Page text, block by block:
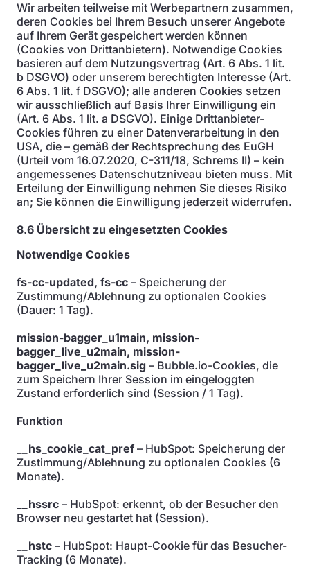
Wir arbeiten teilweise mit Werbepartnern zusammen,
deren Cookies bei Ihrem Besuch unserer Angebote
auf Ihrem Gerät gespeichert werden können
(Cookies von Drittanbietern). Notwendige Cookies
basieren auf dem Nutzungsvertrag (Art. 6 Abs. 1 lit.
b DSGVO) oder unserem berechtigten Interesse (Art.
6 Abs. 1 lit. f DSGVO); alle anderen Cookies setzen
wir ausschließlich auf Basis Ihrer Einwilligung ein
(Art. 6 Abs. 1 lit. a DSGVO). Einige Drittanbieter-
Cookies führen zu einer Datenverarbeitung in den
USA, die – gemäß der Rechtsprechung des EuGH
(Urteil vom 16.07.2020, C-311/18, Schrems II) – kein
angemessenes Datenschutzniveau bieten muss. Mit
Erteilung der Einwilligung nehmen Sie dieses Risiko
an; Sie können die Einwilligung jederzeit widerrufen.
8.6 Übersicht zu eingesetzten Cookies
Notwendige Cookies
fs-cc-updated, fs-cc – Speicherung der
Zustimmung/Ablehnung zu optionalen Cookies
(Dauer: 1 Tag).
mission-bagger_u1main, mission-
bagger_live_u2main, mission-
bagger_live_u2main.sig – Bubble.io-Cookies, die
zum Speichern Ihrer Session im eingeloggten
Zustand erforderlich sind (Session / 1 Tag).
Funktion
__hs_cookie_cat_pref – HubSpot: Speicherung der
Zustimmung/Ablehnung zu optionalen Cookies (6
Monate).
__hssrc – HubSpot: erkennt, ob der Besucher den
Browser neu gestartet hat (Session).
__hstc – HubSpot: Haupt-Cookie für das Besucher-
Tracking (6 Monate).